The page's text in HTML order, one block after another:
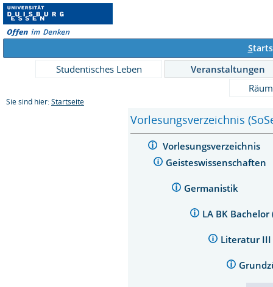
S
Studentisches Leben
Veranstaltungen
Sie sind hier: Startseite
Vorlesungsverzeichnis
Vorlesungsverzeichnis
Geisteswissenschaften
Germanistik
LA BK
Literatur